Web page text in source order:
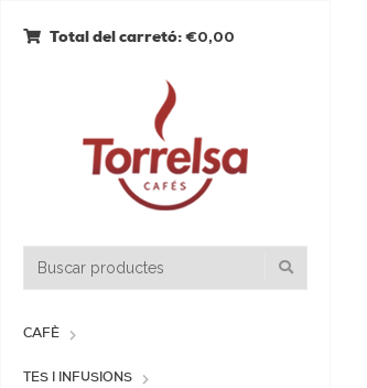
Total del carretó: €0,00
CAFÈ
TES I INFUSIONS